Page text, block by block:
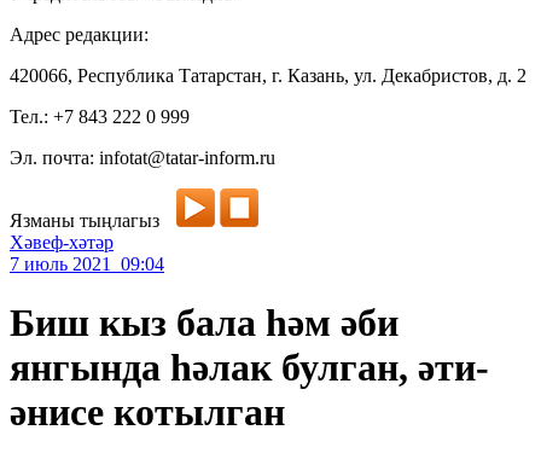
Адрес редакции:
420066, Республика Татарстан, г. Казань, ул. Декабристов, д. 2
Тел.: +7 843 222 0 999
Эл. почта: infotat@tatar-inform.ru
Язманы тыңлагыз
Хәвеф-хәтәр
7 июль 2021 09:04
Биш кыз бала һәм әби
янгында һәлак булган, әти-
әнисе котылган